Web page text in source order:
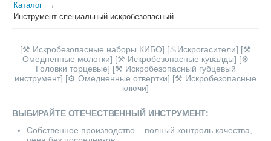
Каталог
Инструмент специальный искробезопасный
[⚒ Искробезопасные наборы КИБО] [♨Искрогасители] [⚒
Омедненные молотки] [⚒ Искробезопасные кувалды] [⚙
Головки торцевые] [⚒ Искробезопасный губцевый
инструмент] [⚙ Омедненные отвертки] [⚒ Искробезопасные
ключи]
ВЫБИРАЙТЕ ОТЕЧЕСТВЕННЫЙ ИНСТРУМЕНТ:
Собственное производство – полный контроль качества,